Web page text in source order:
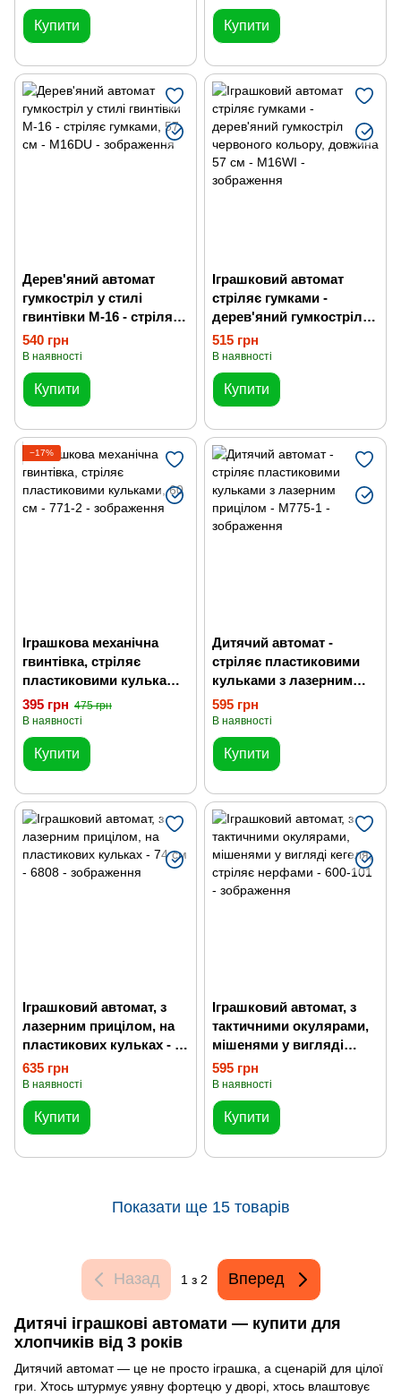
Купити Купити
Дерев'яний автомат
гумкостріл у стилі
гвинтівки M-16 - стріляє
гумками, 57 см
540 грн
В наявності
Купити
Іграшковий автомат
стріляє гумками -
дерев'яний гумкостріл
червоного кольору,
довжина 57 см
515 грн
В наявності
Купити
−17%
Іграшкова механічна
гвинтівка, стріляє
пластиковими кульками,
60 см
395 грн 475 грн
В наявності
Купити
Дитячий автомат -
стріляє пластиковими
кульками з лазерним
прицілом
595 грн
В наявності
Купити
Іграшковий автомат, з
лазерним прицілом, на
пластикових кульках - 74
см
635 грн
В наявності
Купити
Іграшковий автомат, з
тактичними окулярами,
мішенями у вигляді
кегеля, стріляє нерфами
595 грн
В наявності
Купити
Показати ще 15 товарів
Назад 1 з 2 Вперед
Дитячі іграшкові автомати — купити для
хлопчиків від 3 років
Дитячий автомат — це не просто іграшка, а сценарій для цілої
гри. Хтось штурмує уявну фортецю у дворі, хтось влаштовує